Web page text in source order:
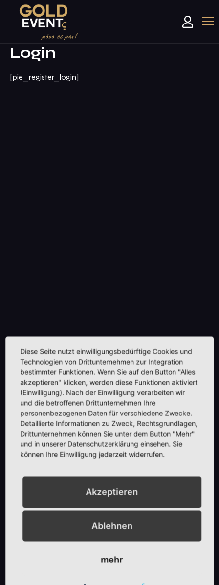
Login
[pie_register_login]
Diese Seite nutzt einwilligungsbedürftige Cookies und
Technologien von Drittunternehmen zur Integration
bestimmter Funktionen. Wenn Sie auf den Button "Alles
akzeptieren" klicken, werden diese Funktionen aktiviert
(Einwilligung). Nach der Einwilligung verarbeiten wir
und die betroffenen Drittunternehmen Ihre
personenbezogenen Daten für verschiedene Zwecke.
Detaillierte Informationen zu Zweck, Rechtsgrundlagen,
Drittunternehmen können Sie unter dem Button "Mehr"
und in unserer Datenschutzerklärung einsehen. Sie
können Ihre Einwilligung jederzeit widerrufen.
Akzeptieren
Ablehnen
mehr